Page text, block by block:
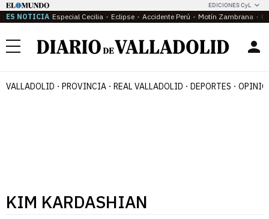
EDICIONES CyL
ES NOTICIA Especial Cecilia Eclipse Accidente Perú Motín Zambrana
Menú
VALLADOLID PROVINCIA REAL VALLADOLID DEPORTES
KIM KARDASHIAN